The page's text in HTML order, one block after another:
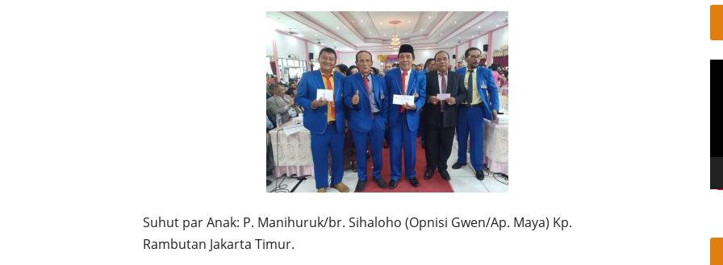
Suhut par Anak: P. Manihuruk/br. Sihaloho (Opnisi Gwen/Ap. Maya) Kp.
Rambutan Jakarta Timur.